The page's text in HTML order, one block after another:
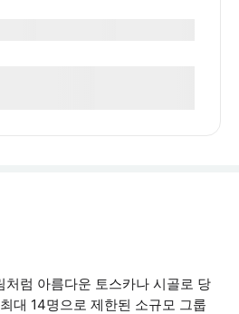
처럼 아름다운 토스카나 시골로 당
대 14명으로 제한된 소규모 그룹